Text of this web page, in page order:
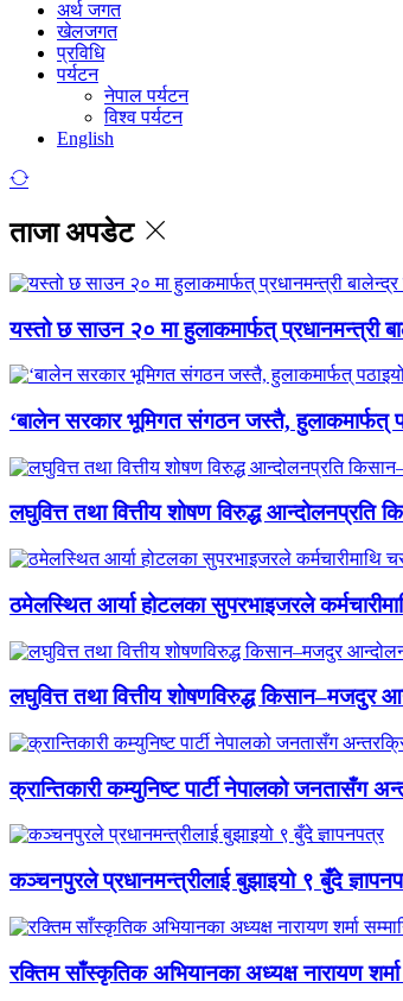
अर्थ जगत
खेलजगत
प्रविधि
पर्यटन
नेपाल पर्यटन
विश्व पर्यटन
English
ताजा अपडेट
यस्तो छ साउन २० मा हुलाकमार्फत् प्रधानमन्त्री
‘बालेन सरकार भूमिगत संगठन जस्तै, हुलाकमार्फत्
लघुवित्त तथा वित्तीय शोषण विरुद्ध आन्दोलनप्रति
ठमेलस्थित आर्या होटलका सुपरभाइजरले
लघुवित्त तथा वित्तीय शोषणविरुद्ध किसान–मजदुर
क्रान्तिकारी कम्युनिष्ट पार्टी नेपालको जनतासँग
कञ्चनपुरले प्रधानमन्त्रीलाई बुझाइयो ९ बुँदे
रक्तिम साँस्कृतिक अभियानका अध्यक्ष नारायण शर्मा